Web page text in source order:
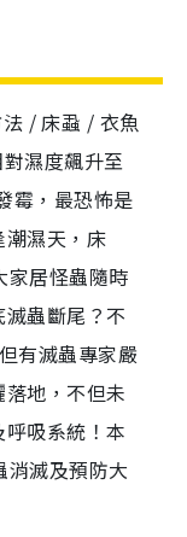
/ 床蝨 / 衣魚
濕度飆升至
霉，最恐怖是
潮濕天，床
家居怪蟲隨時
蟲斷尾？不
有滅蟲專家嚴
地，不但未
吸系統！本
消滅及預防大